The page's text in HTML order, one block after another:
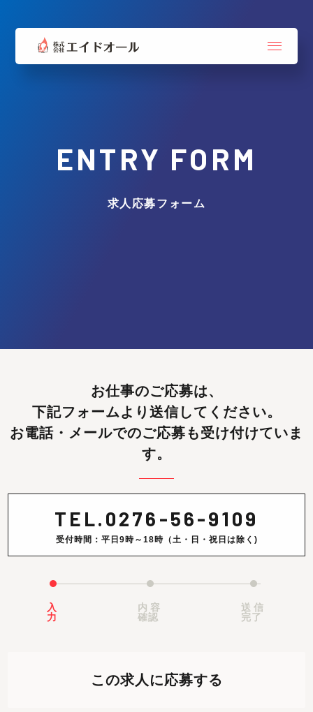
ENTRY FORM
求人応募フォーム
お仕事のご応募は、
下記フォームより送信してください。
お電話・メールでのご応募も受け付けていま
す。
TEL. 0276-56-9109
受付時間：平日9時～18時（土・日・祝日は除く)
入
力
内容
確認
送信
完了
この求人に応募する